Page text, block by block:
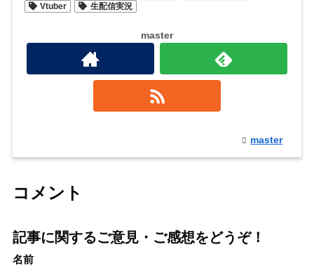
Vtuber
生配信実況
master
master
コメント
記事に関するご意見・ご感想をどうぞ！
名前